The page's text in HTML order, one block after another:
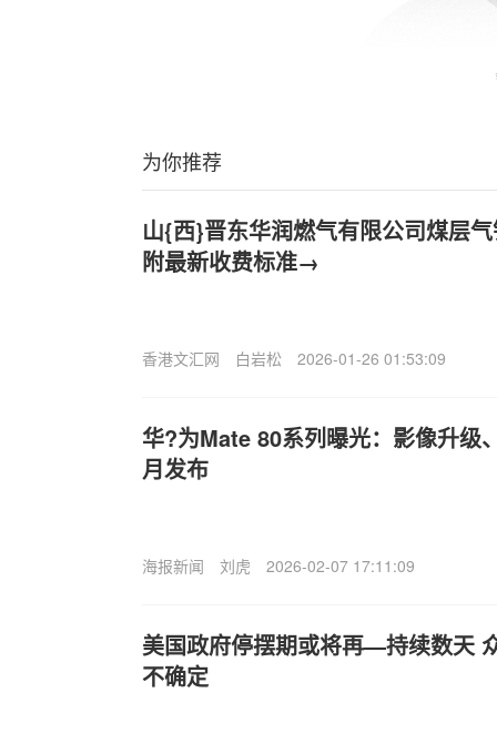
为你推荐
山{西}晋东华润燃气有限公司煤层
附最新收费标准→
香港文汇网 白岩松 2026-01-26 01:53:09
华?为Mate 80系列曝光：影像升级
月发布
海报新闻 刘虎 2026-02-07 17:11:09
美国政府停摆期或将再—持续数天
不确定